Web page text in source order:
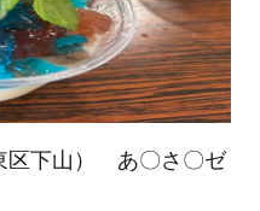
区下山） あ〇さ〇ゼ